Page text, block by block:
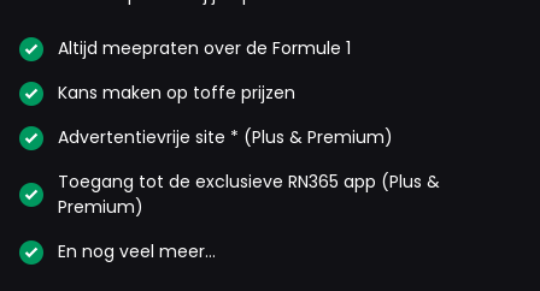
Altijd meepraten over de Formule 1
Kans maken op toffe prijzen
Advertentievrije site * (Plus & Premium)
Toegang tot de exclusieve RN365 app (Plus &
Premium)
En nog veel meer…